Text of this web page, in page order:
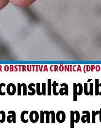
OBSTRUTIVA CRÔNICA
como